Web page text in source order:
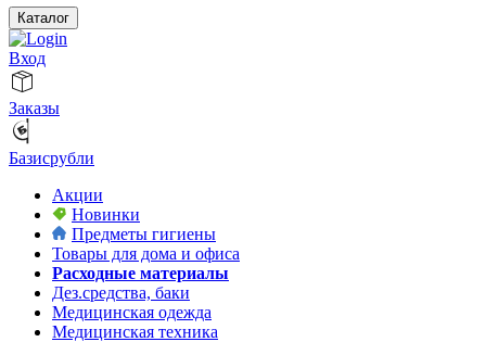
Каталог
Вход
Заказы
Базисрубли
Акции
Новинки
Предметы гигиены
Товары для дома и офиса
Расходные материалы
Дез.средства, баки
Медицинская одежда
Медицинская техника